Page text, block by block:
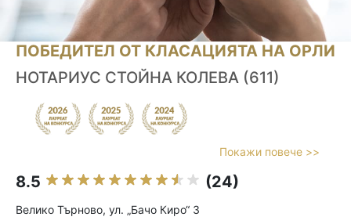
ПОБЕДИТЕЛ ОТ КЛАСАЦИЯТА НА ОРЛИ
НОТАРИУС СТОЙНА КОЛЕВА (611)
Покажи повече >>
8.5 (24)
Велико Търново, ул. „Бачо Киро“ 3